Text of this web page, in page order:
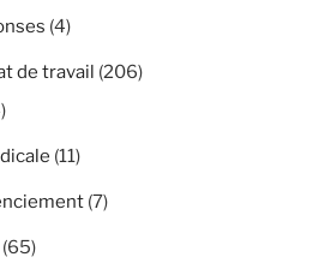
(4)
de travail (206)
(11)
(7)
(65)